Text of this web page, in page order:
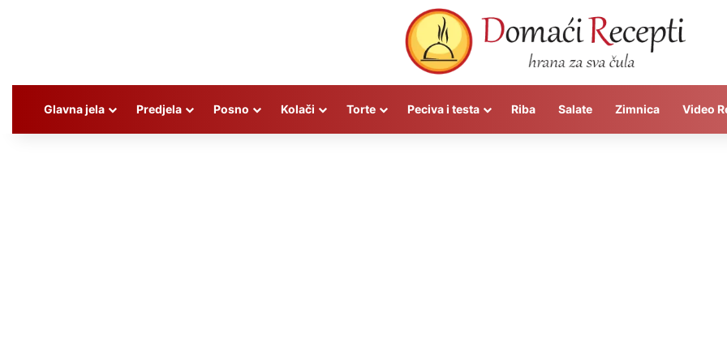
Glavna jela Predjela Posno Kolači Torte Peciva i testa Riba Salate Zimnica Video